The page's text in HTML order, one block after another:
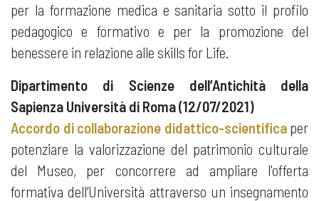
per la formazione medica e sanitaria sotto il profilo
pedagogico e formativo e per la promozione del
benessere in relazione alle skills for Life.
Dipartimento di Scienze dell’Antichità della
Sapienza Università di Roma (12/07/2021)
Accordo di collaborazione didattico-scientificaper
potenziare la valorizzazione del patrimonio culturale
del Museo, per concorrere ad ampliare l'offerta
formativa dell’Università attraverso un insegnamento